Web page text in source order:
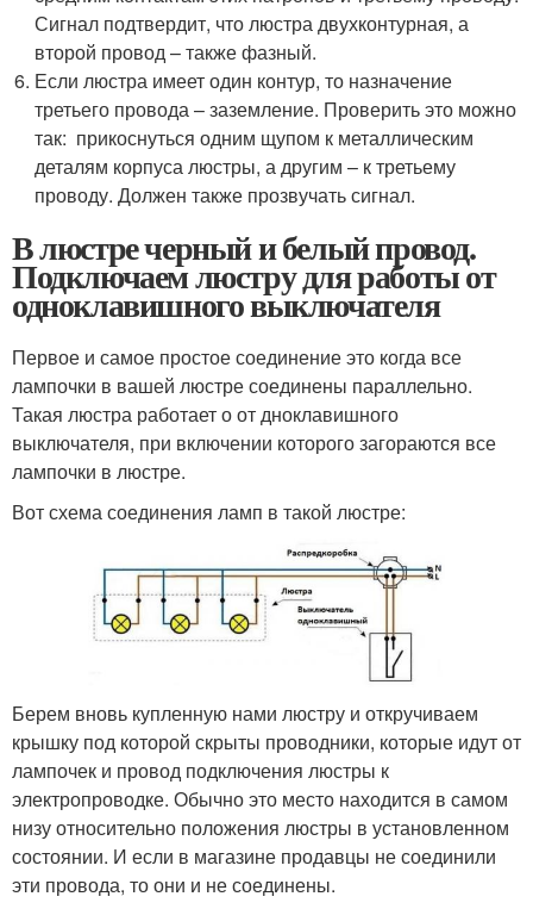
Сигнал подтвердит, что люстра двухконтурная, а
второй провод – также фазный.
Если люстра имеет один контур, то назначение
третьего провода – заземление. Проверить это можно
так: прикоснуться одним щупом к металлическим
деталям корпуса люстры, а другим – к третьему
проводу. Должен также прозвучать сигнал.
В люстре черный и белый провод.
Подключаем люстру для работы от
одноклавишного выключателя
Первое и самое простое соединение это когда все
лампочки в вашей люстре соединены параллельно.
Такая люстра работает о от дноклавишного
выключателя, при включении которого загораются все
лампочки в люстре.
Вот схема соединения ламп в такой люстре:
Берем вновь купленную нами люстру и откручиваем
крышку под которой скрыты проводники, которые идут от
лампочек и провод подключения люстры к
электропроводке. Обычно это место находится в самом
низу относительно положения люстры в установленном
состоянии. И если в магазине продавцы не соединили
эти провода, то они и не соединены.